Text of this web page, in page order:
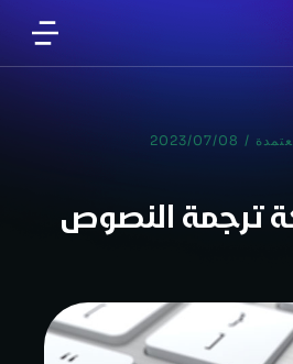
/
2023/07/08
ترجمة النصوص